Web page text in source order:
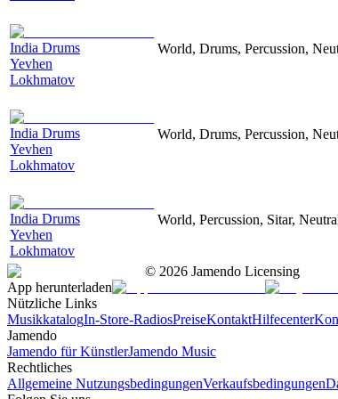
India Drums
Yevhen
Lokhmatov
World, Drums, Percussion,
India Drums
Yevhen
Lokhmatov
World, Drums, Percussion,
India Drums
Yevhen
Lokhmatov
World, Percussion, Sitar,
© 2026 Jamendo Licensing
App herunterladen
Nützliche Links
MusikkatalogIn-Store-RadiosPreiseKontaktHilfecenter
Jamendo
Jamendo für KünstlerJamendo Music
Rechtliches
Allgemeine NutzungsbedingungenVerkaufsbedingungen